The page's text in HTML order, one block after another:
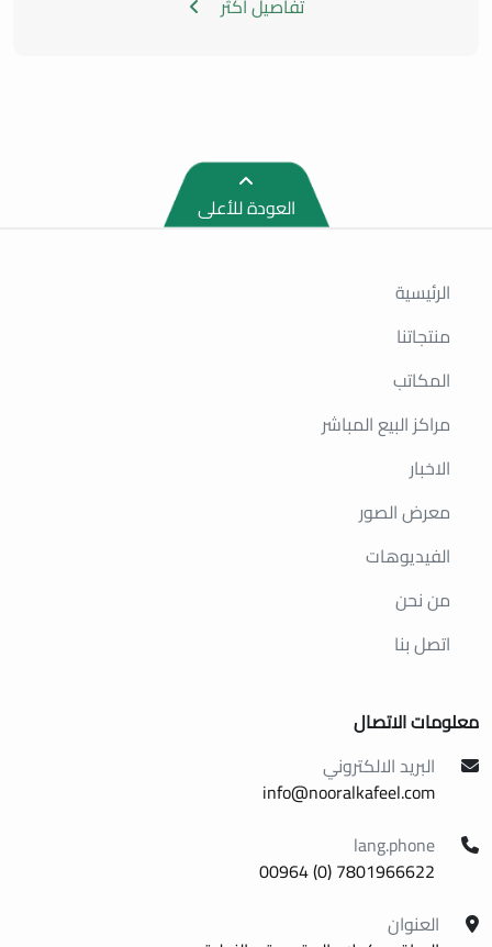
تفاصيل اكثر
العودة للأعلى
الرئيسية
منتجاتنا
المكاتب
مراكز البيع المباشر
الاخبار
معرض الصور
الفيديوهات
من نحن
اتصل بنا
معلومات الاتصال
البريد الالكتروني
info@nooralkafeel.com
lang.phone
7801966622 (0) 00964
العنوان